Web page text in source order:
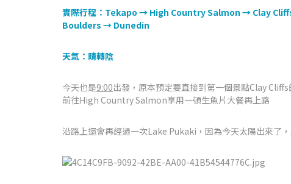
實際行程：Tekapo → High Country Salmon → Clay
Boulders → Dunedin
天氣：晴轉陰
今天也是9:00出發，原本預定要直接到第一個景點Clay
前往High Country Salmon享用一頓生魚片大餐再上路
沿路上還會再經過一次Lake Pukaki，因為今天太陽出來了